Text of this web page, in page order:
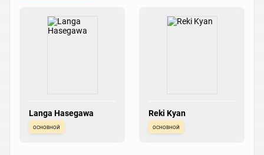
Langa Hasegawa
основной
Reki Kyan
основной